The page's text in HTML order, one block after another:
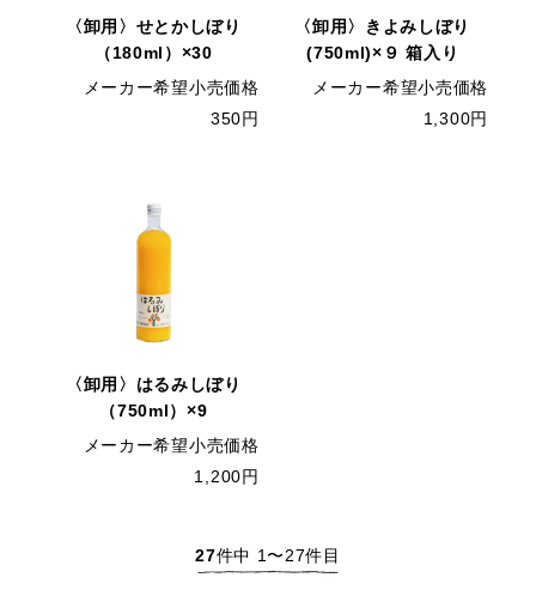
〈卸用〉せとかしぼり
（180ml）×30
メーカー希望小売価格
350円
〈卸用〉きよみしぼり
(750ml)×９ 箱入り
メーカー希望小売価格
1,300円
〈卸用〉はるみしぼり
（750ml）×9
メーカー希望小売価格
1,200円
27件中 1〜27件目